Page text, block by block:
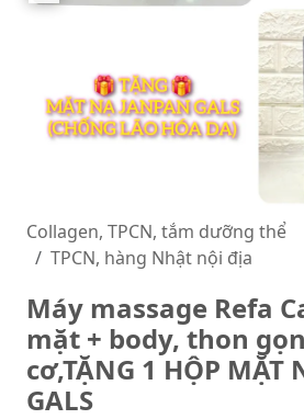
Collagen, TPCN, tắm dưỡng thể
TPCN, hàng Nhật nội địa
Máy massage Refa
mặt + body, thon
cơ,TẶNG 1 HỘP MẶT
GALS